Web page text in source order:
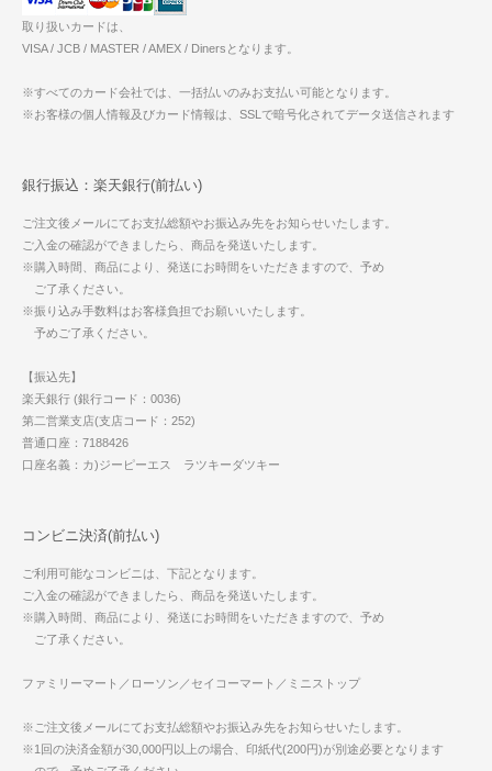
取り扱いカードは、
VISA / JCB / MASTER / AMEX / Dinersとなります。
※すべてのカード会社では、一括払いのみお支払い可能となります。
※お客様の個人情報及びカード情報は、SSLで暗号化されてデータ送信されます
銀行振込：楽天銀行(前払い)
ご注文後メールにてお支払総額やお振込み先をお知らせいたします。
ご入金の確認ができましたら、商品を発送いたします。
※購入時間、商品により、発送にお時間をいただきますので、予め
ご了承ください。
※振り込み手数料はお客様負担でお願いいたします。
予めご了承ください。
【振込先】
楽天銀行 (銀行コード：0036)
第二営業支店(支店コード：252)
普通口座：7188426
口座名義：カ)ジーピーエス ラツキーダツキー
コンビニ決済(前払い)
ご利用可能なコンビニは、下記となります。
ご入金の確認ができましたら、商品を発送いたします。
※購入時間、商品により、発送にお時間をいただきますので、予め
ご了承ください。
ファミリーマート／ローソン／セイコーマート／ミニストップ
※ご注文後メールにてお支払総額やお振込み先をお知らせいたします。
※1回の決済金額が30,000円以上の場合、印紙代(200円)が別途必要となります